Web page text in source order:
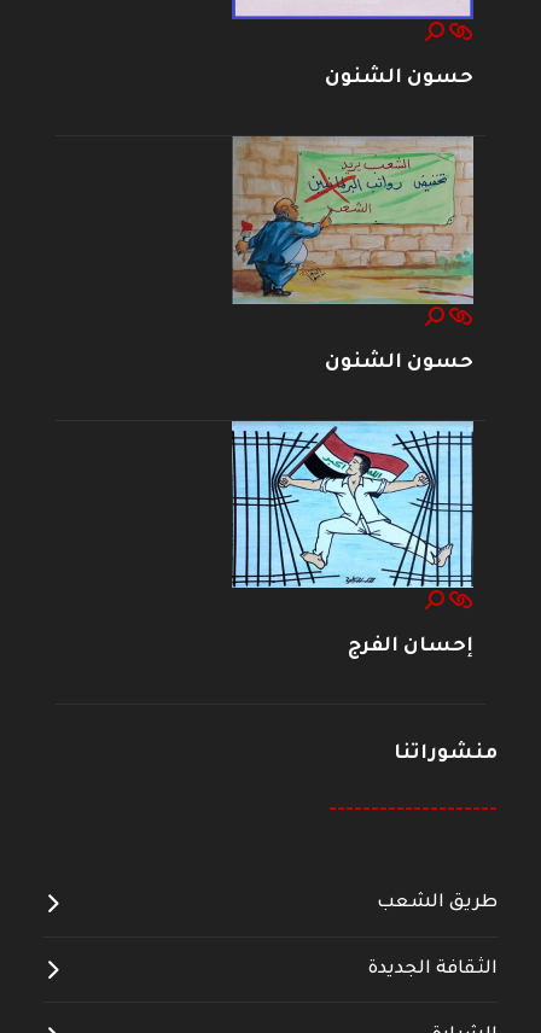
حسون الشنون
حسون الشنون
إحسان الفرج
منشوراتنا
--------------------
طريق الشعب
الثقافة الجديدة